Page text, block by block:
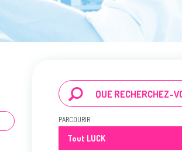
PARCOURIR
Tout LUCK